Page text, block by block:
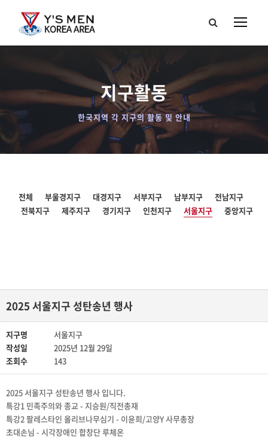
지구활동
한국지역 각 지구의 활동 및 안내
전체 부울경지구 대경지구 서부지구 남부지구
전남지구
전북지구
제주지구 경기지구 인천지구 서울지구 중앙지구
2025 서울지구 성탄송년 행사
지구명
서울지구
작성일
2025년 12월 29일
조회수
143
2025 서울지구 성탄송년 행사 입니다.
특강1 민족주의와 종교 - 지승원/직전총재
특강2 팔레스타인 올리브나무심기 - 이윤희/고양Y 사무총장
초대손님 - 시각장애인 합창단 루체온